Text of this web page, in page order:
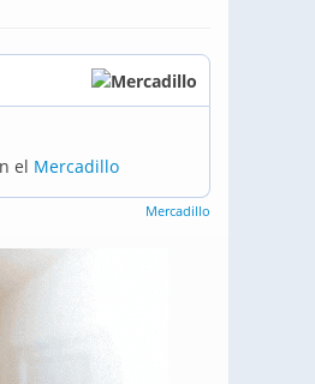
el Mercadillo
Mercadillo